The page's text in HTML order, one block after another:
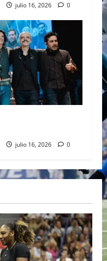
julio 16, 2026 0
julio 16, 2026 0